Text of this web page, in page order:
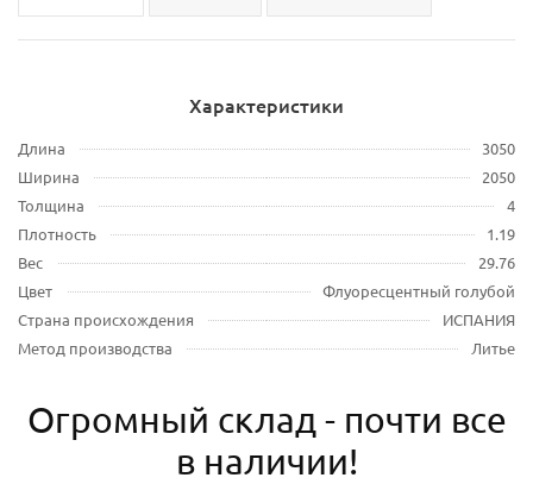
Характеристики
Длина
3050
Ширина
2050
Толщина
4
Плотность
1.19
Вес
29.76
Цвет
Флуоресцентный голубой
Страна происхождения
ИСПАНИЯ
Метод производства
Литье
Огромный склад - почти все
в наличии!